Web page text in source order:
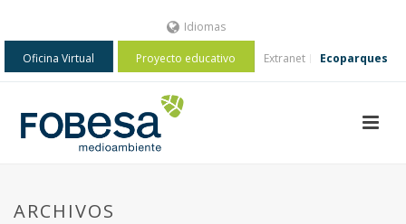
Idiomas
Oficina Virtual Proyecto educativo Extranet Ecoparques
ARCHIVOS